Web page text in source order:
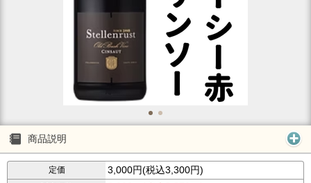
商品説明
定価 3,000円(税込3,300円)